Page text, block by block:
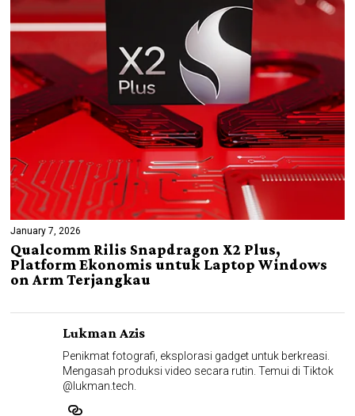
January 7, 2026
Qualcomm Rilis Snapdragon X2 Plus,
Platform Ekonomis untuk Laptop Windows
on Arm Terjangkau
Lukman Azis
Penikmat fotografi, eksplorasi gadget untuk berkreasi.
Mengasah produksi video secara rutin. Temui di Tiktok
@lukman.tech.